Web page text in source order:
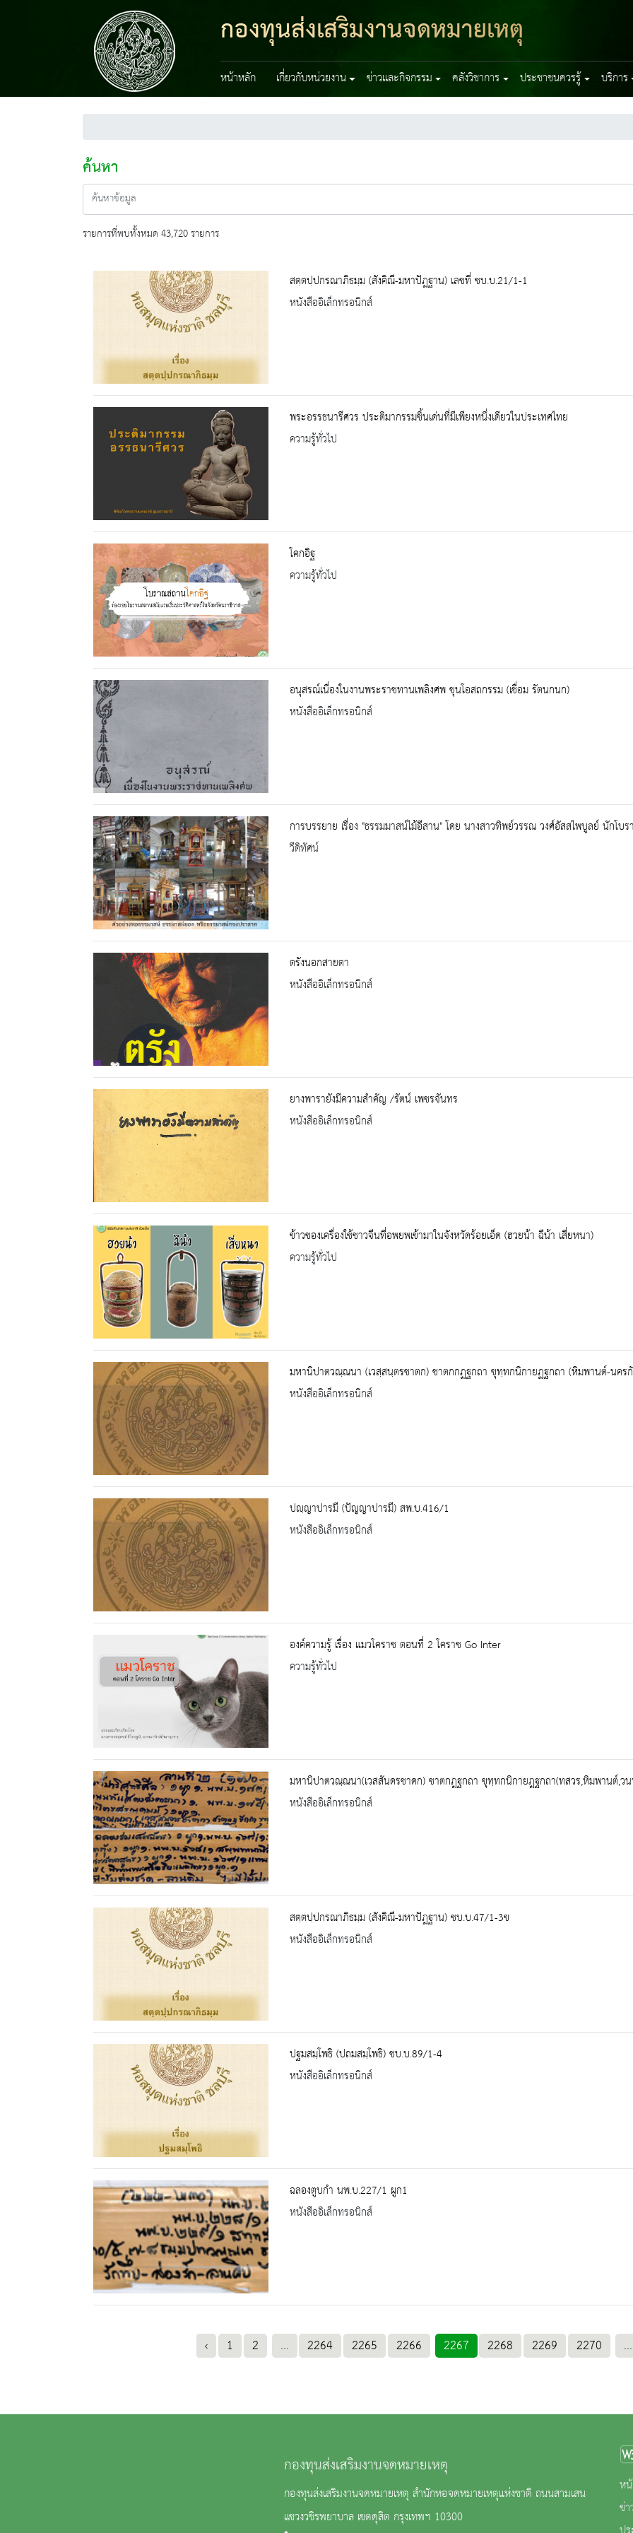
กองทุนส่งเสริมงานจดหมายเหตุ
หน้าหลัก เกี่ยวกับหน่วยงาน ข่าวและกิจกรรม คลังวิชาการ ประชาชนควรรู้ บริการ
ค้นหา
รายการที่พบทั้งหมด 43,720 รายการ
สตฺตปฺปกรณาภิธมฺม (สังคิณี-มหาปัฎฐาน) เลขที่ ชบ.บ.21/1-1
หนังสืออิเล็กทรอนิกส์
พระอรรธนารีศวร ประติมากรรมชิ้นเด่นที่มีเพียงหนึ่งเดียวในประเทศไทย
ความรู้ทั่วไป
โคกอิฐ
ความรู้ทั่วไป
อนุสรณ์เนื่องในงานพระราชทานเพลิงศพ ขุนโอสถกรรม (เชื่อม รัตนกนก)
หนังสืออิเล็กทรอนิกส์
การบรรยาย เรื่อง "ธรรมมาสน์ไม้อีสาน" โดย นางสาวทิพย์วรรณ วงศ์อัสสไพบูลย์ นักโบ
วีดิทัศน์
ตรังนอกสายตา
หนังสืออิเล็กทรอนิกส์
ยางพารายังมีความสำคัญ /รัตน์ เพชรจันทร
หนังสืออิเล็กทรอนิกส์
ข้าวของเครื่องใช้ชาวจีนที่อพยพเข้ามาในจังหวัดร้อยเอ็ด (ฮวยน้า ฉีน้า เสี่ยหนา)
ความรู้ทั่วไป
มหานิปาตวณฺณนา (เวสฺสนฺตรชาตก) ชาตกกฏฐกถา ขุทฺทกนิกายฏฐกถา (หิมพานต์-นค
หนังสืออิเล็กทรอนิกส์
ปญฺญาปารมี (ปัญญาปารมี) สพ.บ.416/1
หนังสืออิเล็กทรอนิกส์
องค์ความรู้ เรื่อง แมวโคราช ตอนที่ 2 โคราช Go Inter
ความรู้ทั่วไป
มหานิปาตวณฺณนา(เวสสันดรชาดก) ชาตกฎฐกถา ขุทฺทกนิกายฎฐกถา(ทสวร,หิมพานต์,ว
หนังสืออิเล็กทรอนิกส์
สตฺตปฺปกรณาภิธมฺม (สังคิณี-มหาปัฎฐาน) ชบ.บ.47/1-3ข
หนังสืออิเล็กทรอนิกส์
ปฐมสมฺโพธิ (ปถมสมฺโพธิ) ชบ.บ.89/1-4
หนังสืออิเล็กทรอนิกส์
ฉลองตูบกำ นพ.บ.227/1 ผูก1
หนังสืออิเล็กทรอนิกส์
‹ 1 2 ... 2264 2265 2266 2267 2268 2269 2270 ...
กองทุนส่งเสริมงานจดหมายเหตุ
กองทุนส่งเสริมงานจดหมายเหตุ สำนักหอจดหมายเหตุแห่งชาติ ถนนสามเสน
แขวงวชิรพยาบาล เขตดุสิต กรุงเทพฯ 10300
ห
ข่